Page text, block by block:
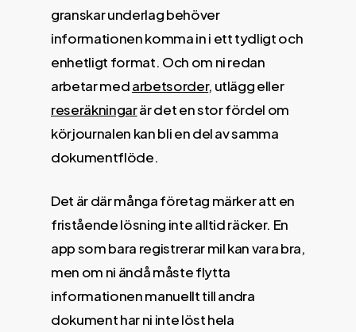
granskar underlag behöver
informationen komma in i ett tydligt och
enhetligt format. Och om ni redan
arbetar medarbetsorder, utlägg eller
reseräkningarär det en stor fördel om
körjournalen kan bli en del av samma
dokumentflöde.
Det är där många företag märker att en
fristående lösning inte alltid räcker. En
app som bara registrerar mil kan vara bra,
men om ni ändå måste flytta
informationen manuellt till andra
dokument har ni inte löst hela